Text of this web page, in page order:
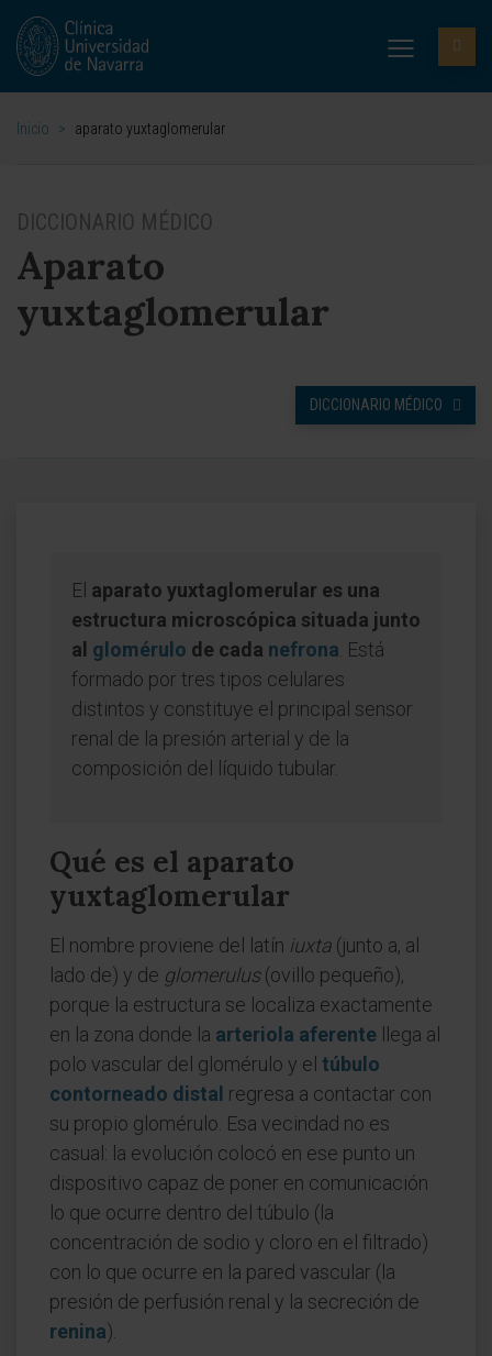
Inicio > aparato yuxtaglomerular
DICCIONARIO MÉDICO
Aparato
yuxtaglomerular
DICCIONARIO MÉDICO
El aparato yuxtaglomerular es una
estructura microscópica situada junto
al glomérulo de cada nefrona . Está
formado por tres tipos celulares
distintos y constituye el principal sensor
renal de la presión arterial y de la
composición del líquido tubular.
Qué es el aparato
yuxtaglomerular
El nombre proviene del latín iuxta (junto a, al
lado de) y de glomerulus(ovillo pequeño),
porque la estructura se localiza exactamente
en la zona donde la arteriola aferente llega al
polo vascular del glomérulo y el túbulo
contorneado distal regresa a contactar con
su propio glomérulo. Esa vecindad no es
casual: la evolución colocó en ese punto un
dispositivo capaz de poner en comunicación
lo que ocurre dentro del túbulo (la
concentración de sodio y cloro en el filtrado)
con lo que ocurre en la pared vascular (la
presión de perfusión renal y la secreción de
renina).